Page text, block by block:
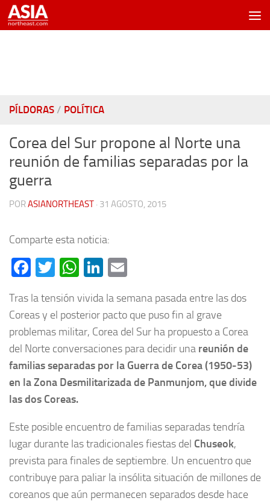
Saltar al contenido
PÍLDORAS / POLÍTICA
Corea del Sur propone al Norte una
reunión de familias separadas por la
guerra
PORASIANORTHEAST · 31 AGOSTO, 2015
Comparte esta noticia:
Facebook
TwitterWhatsApp
LinkedIn
Tras la tensión vivida la semana pasada entre las dos
Coreas y el posterior pacto que puso fin al grave
problemas militar, Corea del Sur ha propuesto a Corea
del Norte conversaciones para decidir una reunión de
familias separadas por la Guerra de Corea (1950-53)
en la Zona Desmilitarizada de Panmunjom, que divide
las dos Coreas.
Este posible encuentro de familias separadas tendría
lugar durante las tradicionales fiestas del Chuseok,
prevista para finales de septiembre. Un encuentro que
contribuye para paliar la insólita situación de millones de
coreanos que aún permanecen separados desde hace